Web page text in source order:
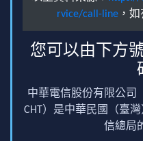
rvice/call-line ，
您可以由下方
中華電信股份有限公司
CHT）是中華民國（臺
信總局